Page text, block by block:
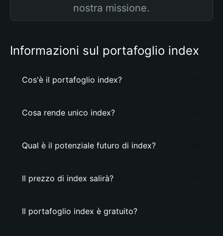
nostra missione.
Informazioni sul portafoglio index
Cos'è il portafoglio index?
Cosa rende unico index?
Qual è il potenziale futuro di index?
Il prezzo di index salirà?
Il portafoglio index è gratuito?